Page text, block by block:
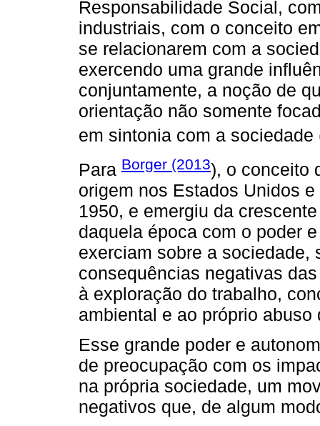
Responsabilidade Social,
industriais, com o conceito
se relacionarem com a
exercendo uma grande
conjuntamente, a noção de
orientação não somente
em sintonia com a sociedade
Para Borger (2013), o conceito
origem nos Estados Unidos
1950, e emergiu da
daquela época com o poder
exerciam sobre a sociedade,
consequências negativas
à exploração do trabalho,
ambiental e ao próprio
Esse grande poder e
de preocupação com os
na própria sociedade, um
negativos que, de algum